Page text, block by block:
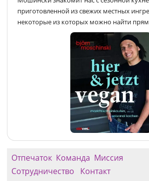
приготовленной из свежих местных
некоторые из которых можно найти
Отпечаток Команда Миссия
Сотрудничество
Контакт